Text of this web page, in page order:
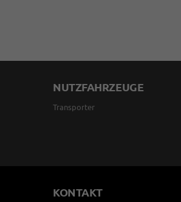
NUTZFAHRZEUGE
Transporter
KONTAKT